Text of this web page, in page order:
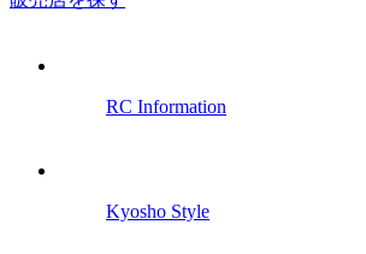
RC Information
Kyosho Style